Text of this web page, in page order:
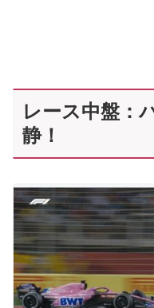
レース中盤：
静！